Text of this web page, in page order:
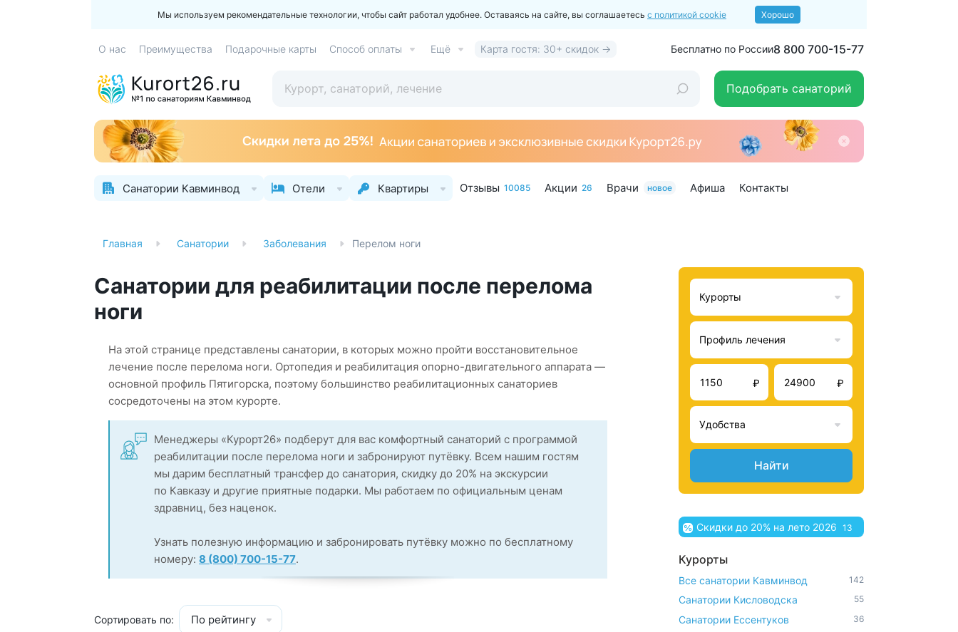
Мы используем рекомендательные технологии, чтобы сайт работал удобнее. Оставаясь на сайте, вы соглашаетесь с политикой cookie Хорошо
О нас Преимущества Подарочные карты Способ оплаты Ещё Карта гостя: 30+ скидок → Бесплатно по России8 800 700-15-77
Подобрать санаторий
Санатории Кавминвод Отели Квартиры Отзывы 10085 Акции 26 Врачи новое Афиша Контакты
Главная Санатории Заболевания Перелом ноги
Санатории для реабилитации после перелома
ноги
На этой странице представлены санатории, в которых можно пройти восстановительное
лечение после перелома ноги. Ортопедия и реабилитация опорно-двигательного аппарата —
основной профиль Пятигорска, поэтому большинство реабилитационных санаториев
сосредоточены на этом курорте.
Менеджеры «Курорт26» подберут для вас комфортный санаторий с программой
реабилитации после перелома ноги и забронируют путёвку. Всем нашим гостям
мы дарим бесплатный трансфер до санатория, скидку до 20% на экскурсии
по Кавказу и другие приятные подарки. Мы работаем по официальным ценам
здравниц, без наценок.
Узнать полезную информацию и забронировать путёвку можно по бесплатному
номеру: 8 (800) 700-15-77.
Сортировать по: По рейтингу
Курорты
Профиль лечения
₽ ₽
Удобства
Найти
Скидки до 20% на лето 2026 13
Курорты
Все санатории Кавминвод 142
Санатории Кисловодска 55
Санатории Ессентуков 36